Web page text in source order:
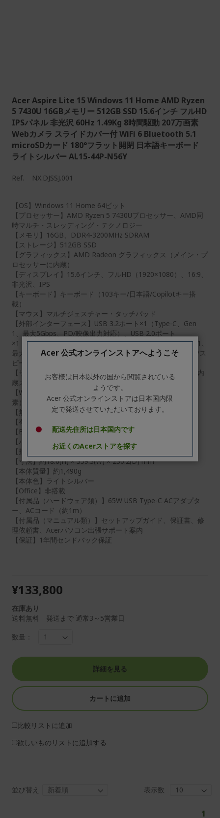
Acer Aspire Lite 15 Windows 11 Home AMD Ryzen
5 7430U 16GBメモリー 512GB SSD 15.6インチ フルHD
IPSパネル 非光沢 60Hz 1.49Kg 8時間駆動 207万画素
Webカメラ スライドカバー付 WiFi 6 Bluetooth 5.1
microSDカード 180°フラット開閉 日本語キーボード
ライトシルバー AL15-44P-N56Y
Ref. NX.DJSSJ.001
【OS】Windows 11 Home 64ビット
【プロセッサー】AMD Ryzen 5 7430Uプロセッサー、AMD同
時マルチ・スレッディング・テクノロジー
【メモリ】16GB、DDR4-3200MHz SDRAM
【ストレージ】512GB SSD
【グラフィックス】AMD Radeon グラフィックス（メイン・プ
ロセッサーに内蔵）
【ディスプレイ】15.6インチ、フルHD（1920×1080）、16:9、
非光沢、IPS
【キーボード】キーボード（103キー/日本語/Copilotキー搭
載）
【マウス】マルチジェスチャー・タッチパッド
【外部インターフェース】USB 3.2ポート×1（Type-C、Gen
1、最大5Gbps、PD/映像出力対応）、USB 2.0ポート
×1（Type-C、PD対応）、USB 3.2ポート×2（Type-A、Gen 1、
最大5Gbps）、USB 2.0ポート×1（Type-A）、ヘッドセット/ス
ピーカー・ジャック×1、HDMI出力ポート×1
【サウンド機能】ハイ・デフィニション・オーディオ準拠、内
蔵ステレオ・スピーカー、内蔵マイクロフォン×2
【Webカメラ】(フロント)フルHD Webカメラ（約207万画
素）/スライドカバー付き、(リア）非搭載
【無線LAN】IEEE802.11 a/b/g/n/ac/ax準拠（Wi-Fi 6準拠）
【有線LAN】非搭載
【Bluetooth】Bluetooth 5.1準拠
【バッテリー駆動時間】約8時間
【指紋認証】非搭載
【寸法】約18.6(H) × 359.3(W) × 230.2(D) mm
【本体質量】約1,490g
【本体色】ライトシルバー
【Office】非搭載
【付属品（ハードウェア類）】65W USB Type-C ACアダプタ
ー、ACコード（約1m）
【付属品（マニュアル類）】セットアップガイド、保証書、修
理依頼書、Acerパソコン出張サポート案内
【保証】1年間センドバック保証
¥133,800
在庫あり
送料無料 発送まで 通常3～5営業日
数量：
詳細を見る
カートに追加
比較リストに追加
欲しいものリストに追加する
並び替え
表示数
あ
1
Acer 公式オンラインストアへようこそ
お客様は日本以外の国から閲覧されている
ようです。
Acer 公式オンラインストアは日本国内限
定で発送させていただいております。
配送先住所は日本国内です
お近くのAcerストアを探す